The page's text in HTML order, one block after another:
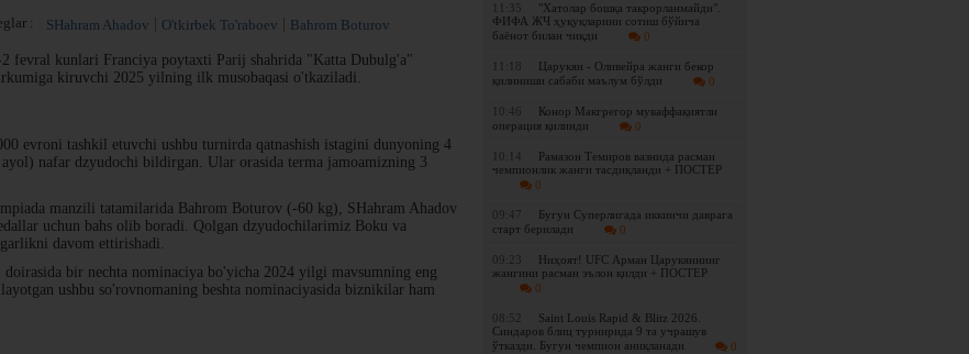
11:35
"Хатолар бошқа такрорланмайди".
ФИФА ЖЧ ҳуқуқларини сотиш бўйича
баёнот билан чиқди
0
11:18
Царукян - Оливейра жанги бекор
қилиниши сабаби маълум бўлди
0
10:46
Конор Макгрегор муваффақиятли
операция қилинди
0
10:14
Рамазон Темиров вазнида расман
чемпионлик жанги тасдиқланди + ПОСТЕР
0
09:47
Бугун Суперлигада иккинчи даврага
старт берилади
0
09:23
Ниҳоят! UFC Арман Царукяннинг
жангини расман эълон қилди + ПОСТЕР
0
08:52
Saint Louis Rapid & Blitz 2026.
Синдаров блиц турнирида 9 та учрашув
ўтказди. Бугун чемпион аниқланади
0
: SHahram Ahadov O'tkirbek To'raboev Bahrom Boturov
2 fevral kunlari Franciya poytaxti Parij shahrida "Katta Dubulg'a"
kiruvchi 2025 yilning ilk musobaqasi o'tkaziladi.
evroni tashkil etuvchi ushbu turnirda qatnashish istagini dunyoning 4
nafar dzyudochi bildirgan. Ular orasida terma jamoamizning 3
manzili tatamilarida Bahrom Boturov (-60 kg), SHahram Ahadov
uchun bahs olib boradi. Qolgan dzyudochilarimiz Boku va
davom ettirishadi.
bir nechta nominaciya bo'yicha 2024 yilgi mavsumning eng
ushbu so'rovnomaning beshta nominaciyasida biznikilar ham